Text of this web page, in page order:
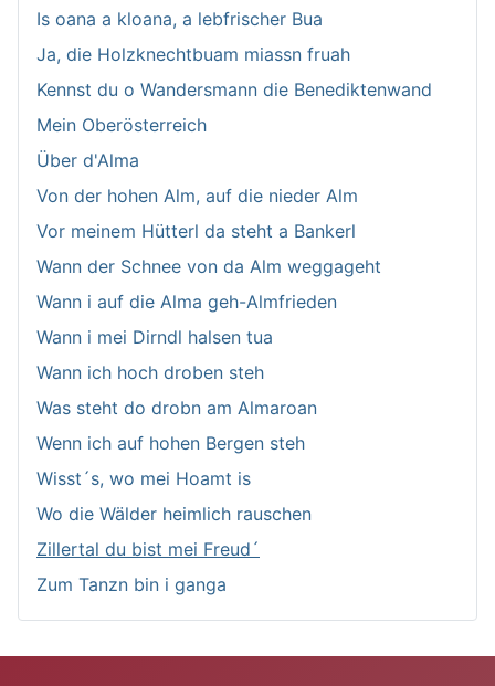
Is oana a kloana, a lebfrischer Bua
Ja, die Holzknechtbuam miassn fruah
Kennst du o Wandersmann die Benediktenwand
Mein Oberösterreich
Über d'Alma
Von der hohen Alm, auf die nieder Alm
Vor meinem Hütterl da steht a Bankerl
Wann der Schnee von da Alm weggageht
Wann i auf die Alma geh-Almfrieden
Wann i mei Dirndl halsen tua
Wann ich hoch droben steh
Was steht do drobn am Almaroan
Wenn ich auf hohen Bergen steh
Wisst´s, wo mei Hoamt is
Wo die Wälder heimlich rauschen
Zillertal du bist mei Freud´
Zum Tanzn bin i ganga